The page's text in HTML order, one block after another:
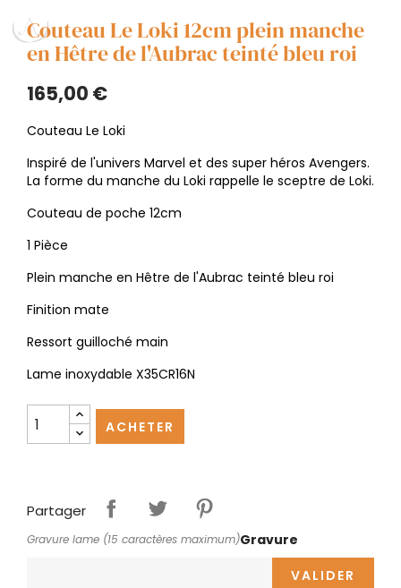
Couteau Le Loki 12cm plein manche
en Hêtre de l'Aubrac teinté bleu roi
165,00 €
Couteau Le Loki
Inspiré de l'univers Marvel et des super héros Avengers.
La forme du manche du Loki rappelle le sceptre de Loki.
Couteau de poche 12cm
1 Pièce
Plein manche en Hêtre de l'Aubrac teinté bleu roi
Finition mate
Ressort guilloché main
Lame inoxydable X35CR16N
ACHETER
Partager
Gravure
Gravure lame (15 caractères maximum)
VALIDER